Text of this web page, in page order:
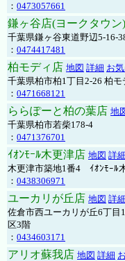
： 0473057661
鎌ヶ谷店(ヨークタウン)
千葉県鎌ヶ谷東道野辺5-16-
： 0474417481
柏モディ店 地図 詳細 お
千葉県柏市柏1丁目2-26 柏モ
： 0471668121
ららぽーと柏の葉店 地
千葉県柏市若柴178-4
： 0471376701
ｲｵﾝﾓｰﾙ木更津店 地図 詳細
木更津市築地1番4 ｲｵﾝﾓｰﾙ
： 0438306971
ユーカリが丘店 地図 詳細
佐倉市西ユーカリが丘6丁
区3階
： 0434603171
アリオ蘇我店 地図 詳細